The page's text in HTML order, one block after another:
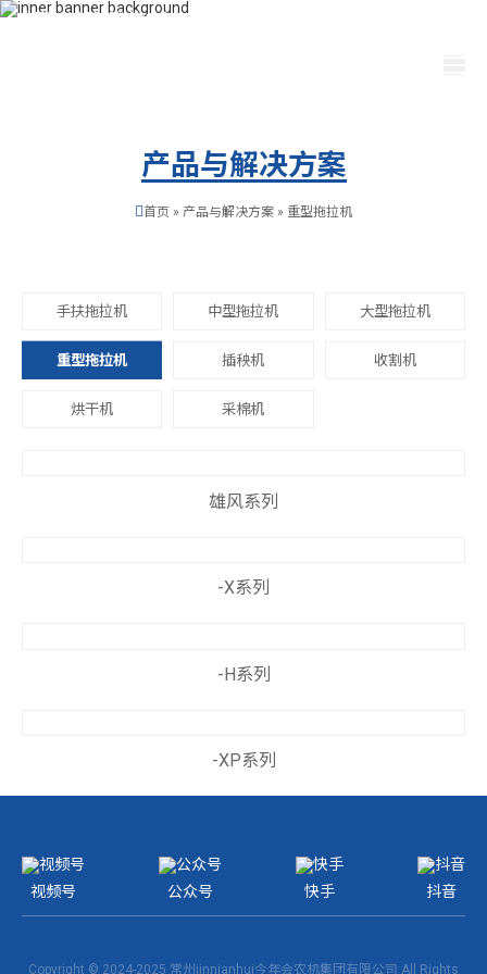
400-115-2288 dfam@bloguetavie.com
产品与解决方案
首页 » 产品与解决方案 » 重型拖拉机
手扶拖拉机 中型拖拉机 大型拖拉机
重型拖拉机 插秧机 收割机
烘干机 采棉机
雄风系列
-X系列
-H系列
-XP系列
视频号 公众号 快手 抖音
Copyright © 2024-2025 常州jinnianhui今年会农机集团有限公司 All Rights